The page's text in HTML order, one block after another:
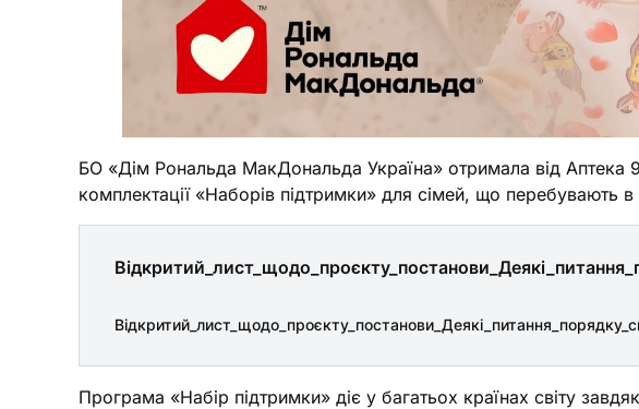
БО «Дім Рональда МакДональда Україна» отримала від Аптека
комплектації «Наборів підтримки» для сімей, що перебувають в
Програма «Набір підтримки» діє у багатьох країнах світу